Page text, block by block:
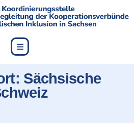
Sächsische